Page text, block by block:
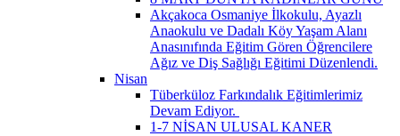
Akçakoca Osmaniye İlkokulu, Ayazlı
Anaokulu ve Dadalı Köy Yaşam Alanı
Anasınıfında Eğitim Gören Öğrencilere
Ağız ve Diş Sağlığı Eğitimi Düzenlendi.
Nisan
Tüberküloz Farkındalık Eğitimlerimiz
Devam Ediyor. ​
1-7 NİSAN ULUSAL KANER